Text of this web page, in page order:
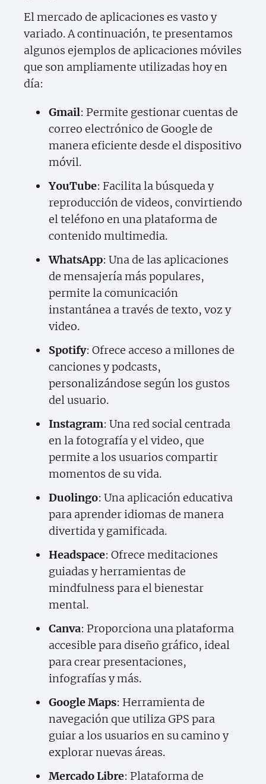
El mercado de aplicaciones es vasto y
variado. A continuación, te presentamos
algunos ejemplos de aplicaciones móviles
que son ampliamente utilizadas hoy en
día:
Gmail: Permite gestionar cuentas de
correo electrónico de Google de
manera eficiente desde el dispositivo
móvil.
YouTube: Facilita la búsqueda y
reproducción de videos, convirtiendo
el teléfono en una plataforma de
contenido multimedia.
WhatsApp: Una de las aplicaciones
de mensajería más populares,
permite la comunicación
instantánea a través de texto, voz y
video.
Spotify: Ofrece acceso a millones de
canciones y podcasts,
personalizándose según los gustos
del usuario.
Instagram: Una red social centrada
en la fotografía y el video, que
permite a los usuarios compartir
momentos de su vida.
Duolingo: Una aplicación educativa
para aprender idiomas de manera
divertida y gamificada.
Headspace: Ofrece meditaciones
guiadas y herramientas de
mindfulness para el bienestar
mental.
Canva: Proporciona una plataforma
accesible para diseño gráfico, ideal
para crear presentaciones,
infografías y más.
Google Maps: Herramienta de
navegación que utiliza GPS para
guiar a los usuarios en su camino y
explorar nuevas áreas.
Mercado Libre: Plataforma de